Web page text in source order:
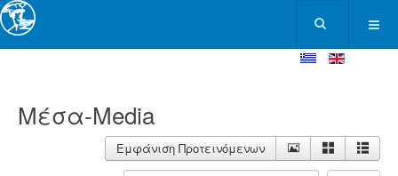
Μέσα-Media
Εμφάνιση Προτεινόμενων